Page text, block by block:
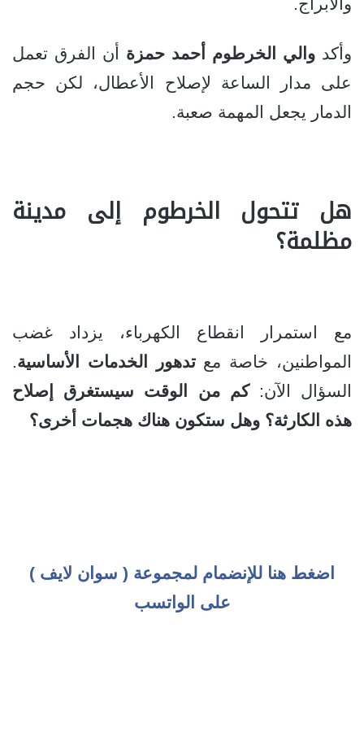
وأكد والي الخرطوم أحمد حمزة أن الفرق تعمل
على مدار الساعة لإصلاح الأعطال، لكن حجم
الدمار يجعل المهمة صعبة.
هل تتحول الخرطوم إلى مدينة
مظلمة؟
مع استمرار انقطاع الكهرباء، يزداد غضب
المواطنين، خاصة معتدهور الخدمات الأساسية
السؤال الآن:كم من الوقت سيستغرق إصلاح
هذه الكارثة؟ وهل ستكون هناك هجمات أخرى؟
اضغط هنا للإنضمام لمجموعة ( سوان لايف )
على الواتسب